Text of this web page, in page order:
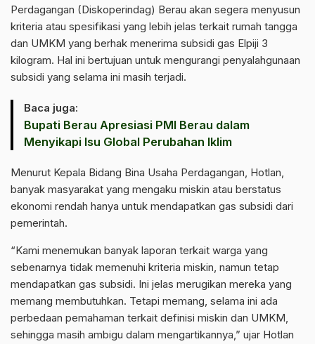
Perdagangan (Diskoperindag) Berau akan segera menyusun
kriteria atau spesifikasi yang lebih jelas terkait rumah tangga
dan UMKM yang berhak menerima subsidi gas Elpiji 3
kilogram. Hal ini bertujuan untuk mengurangi penyalahgunaan
subsidi yang selama ini masih terjadi.
Baca juga:
Bupati Berau Apresiasi PMI Berau dalam
Menyikapi Isu Global Perubahan Iklim
Menurut Kepala Bidang Bina Usaha Perdagangan, Hotlan,
banyak masyarakat yang mengaku miskin atau berstatus
ekonomi rendah hanya untuk mendapatkan gas subsidi dari
pemerintah.
“Kami menemukan banyak laporan terkait warga yang
sebenarnya tidak memenuhi kriteria miskin, namun tetap
mendapatkan gas subsidi. Ini jelas merugikan mereka yang
memang membutuhkan. Tetapi memang, selama ini ada
perbedaan pemahaman terkait definisi miskin dan UMKM,
sehingga masih ambigu dalam mengartikannya,” ujar Hotlan